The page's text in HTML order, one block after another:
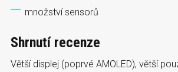
množství sensorů
Shrnutí recenze
Větší displej (poprvé AMOLED), větší